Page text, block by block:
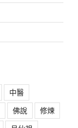
中醫
佛說
修煉